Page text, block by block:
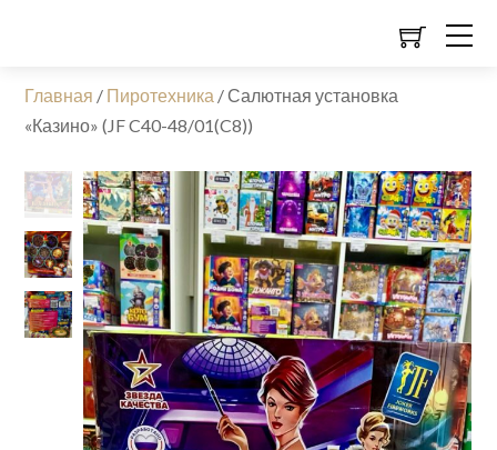
Главная / Пиротехника /Салютная установка
«Казино» (JF C40-48/01(C8))